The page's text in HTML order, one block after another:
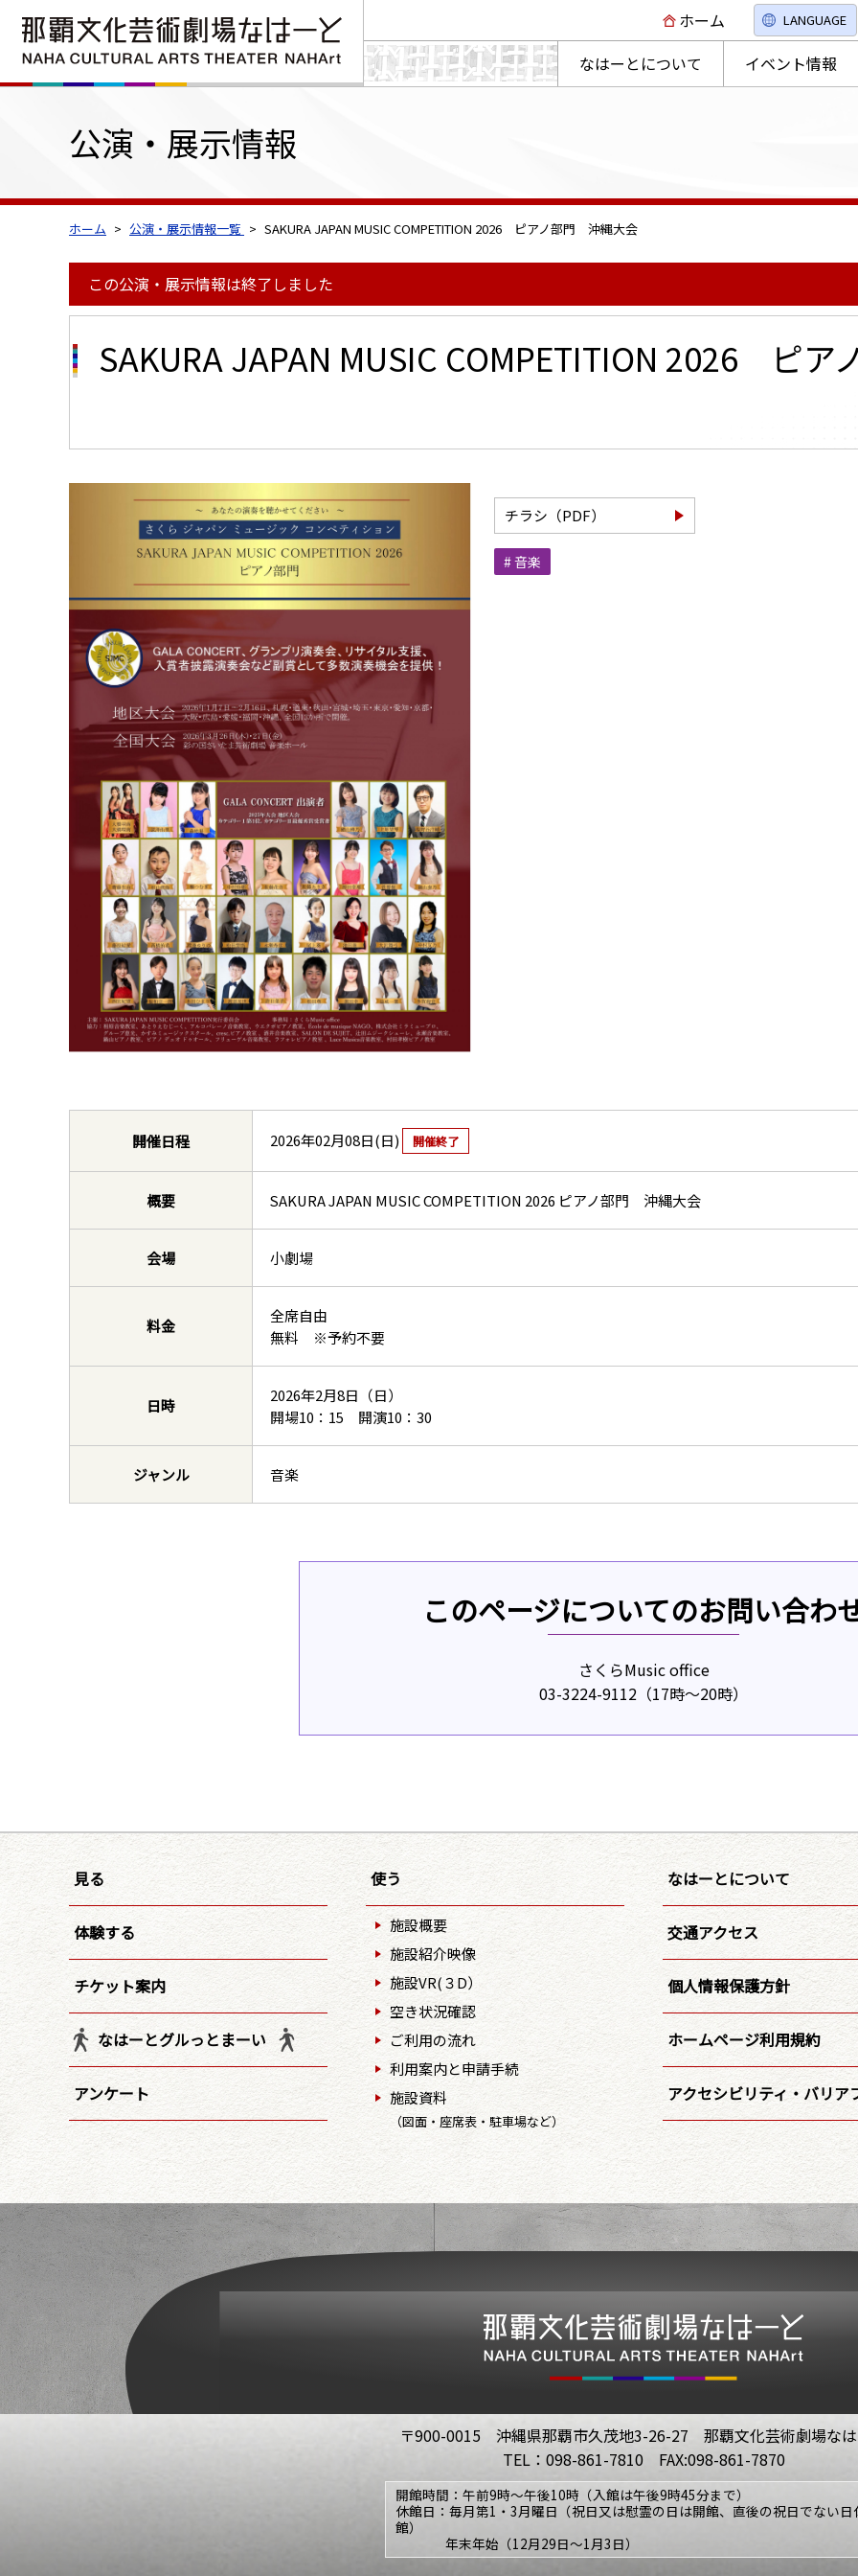
ホーム LANGUAGE
なはーとについて イベント情報
公演・展示情報
ホーム 公演・展示情報一覧 SAKURA JAPAN MUSIC COMPETITION 2026 ピアノ部門 沖縄大会
この公演・展示情報は終了しました
SAKURA JAPAN MUSIC COMPETITION 2026 ピ
チラシ（PDF）
# 音楽
開催日程 2026年02月08日(日) 開催終了
概要 SAKURA JAPAN MUSIC COMPETITION 2026 ピアノ部門 沖縄大会
会場 小劇場
料金
全席自由
無料 ※予約不要
日時
2026年2月8日（日）
開場10：15 開演10：30
ジャンル 音楽
このページについてのお問い合わ
さくらMusic office
03-3224-9112（17時～20時）
見る
体験する
チケット案内
なはーとグルっとまーい
アンケート
使う
施設概要
施設紹介映像
施設VR(３D）
空き状況確認
ご利用の流れ
利用案内と申請手続
施設資料
（図面・座席表・駐車場など）
なはーとについて
交通アクセス
個人情報保護方針
ホームページ利用規約
アクセシビリティ・バリア
〒900-0015 沖縄県那覇市久茂地3-26-27 那覇文化芸術劇場な
TEL：098-861-7810 FAX:098-861-7870
開館時間：午前9時～午後10時（入館は午後9時45分まで）
休館日：毎月第1・3月曜日（祝日又は慰霊の日は開館、直後の祝日でない日
館）
年末年始（12月29日～1月3日）